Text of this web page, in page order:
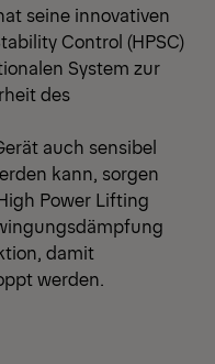
seine innovativen
Control (HPSC)
System zur
des
auch sensibel
kann, sorgen
Power Lifting
damit
werden.